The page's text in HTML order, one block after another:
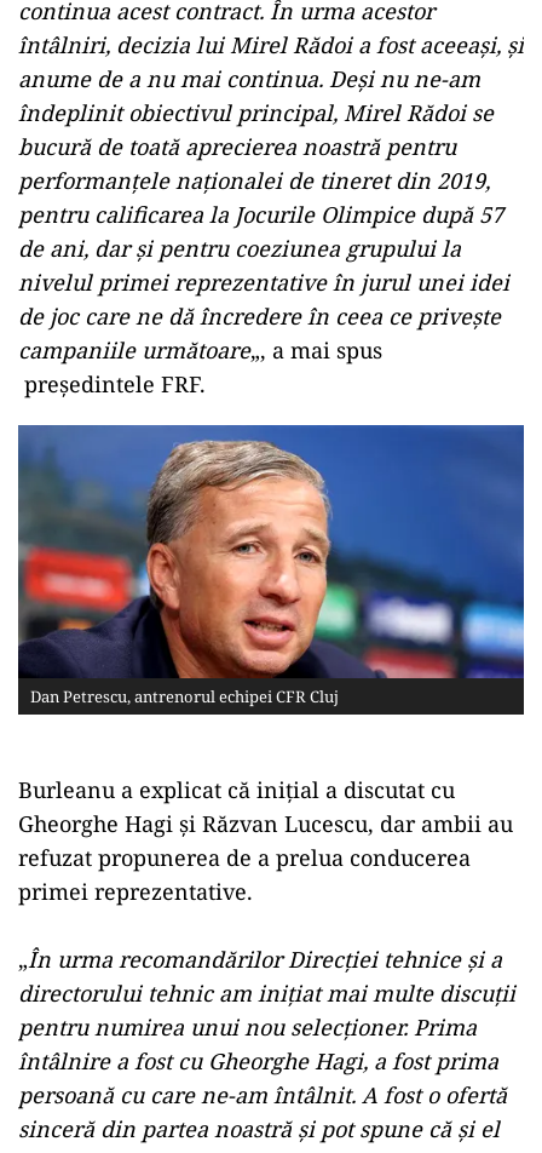
continua acest contract. În urma acestor
întâlniri, decizia lui Mirel Rădoi a fost aceeaşi, şi
anume de a nu mai continua. Deşi nu ne-am
îndeplinit obiectivul principal, Mirel Rădoi se
bucură de toată aprecierea noastră pentru
performanţele naţionalei de tineret din 2019,
pentru calificarea la Jocurile Olimpice după 57
de ani, dar şi pentru coeziunea grupului la
nivelul primei reprezentative în jurul unei idei
de joc care ne dă încredere în ceea ce priveşte
campaniile următoare„, a mai spus
preşedintele FRF.
Dan Petrescu, antrenorul echipei CFR Cluj
Burleanu a explicat că iniţial a discutat cu
Gheorghe Hagi şi Răzvan Lucescu, dar ambii au
refuzat propunerea de a prelua conducerea
primei reprezentative.
„În urma recomandărilor Direcţiei tehnice şi a
directorului tehnic am iniţiat mai multe discuţii
pentru numirea unui nou selecţioner. Prima
întâlnire a fost cu Gheorghe Hagi, a fost prima
persoană cu care ne-am întâlnit. A fost o ofertă
sinceră din partea noastră şi pot spune că şi el